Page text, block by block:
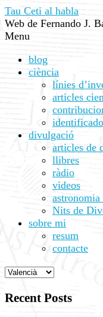
Tau Ceti al habla
Web de Fernando J.
Menu
blog
ciència
línies
articles
divulgació
articles de
llibres
ràdio
videos
astronomia
Nits de
sobre mi
resum
contacte
Recent Posts